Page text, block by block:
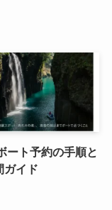
ート予約の手順と
ガイド